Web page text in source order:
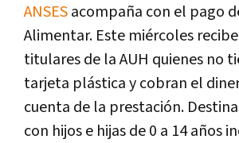
ANSESacompaña con el pago
Alimentar. Este miércoles
titulares de la AUH quienes no
tarjeta plástica y cobran el
cuenta de la prestación.
con hijos e hijas de 0 a 14 años